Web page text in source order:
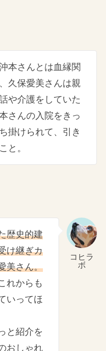
本さんとは血縁関
久保愛美さんは親
や介護をしていた
さんの入院をきっ
掛けられて、引き
と。
コヒラ
ボ
歴史的建
け継ぎカ
美さん。
れからも
いってほ
と紹介を
おしゃれ